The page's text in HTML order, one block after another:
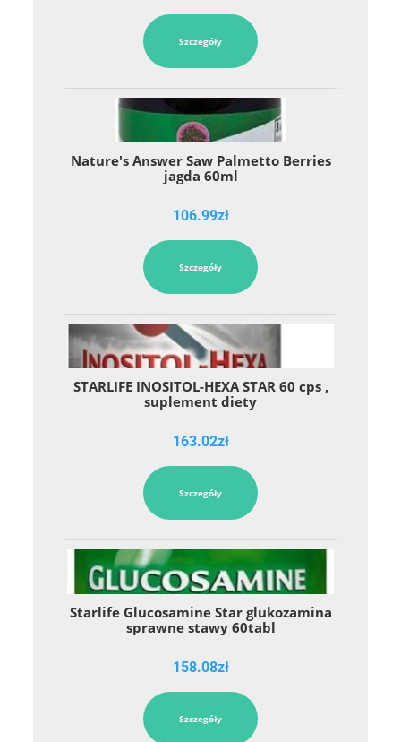
Szczegóły
Nature's Answer Saw Palmetto Berries
jagda 60ml
106.99zł
Szczegóły
STARLIFE INOSITOL-HEXA STAR 60 cps ,
suplement diety
163.02zł
Szczegóły
Starlife Glucosamine Star glukozamina
sprawne stawy 60tabl
158.08zł
Szczegóły